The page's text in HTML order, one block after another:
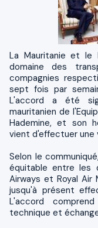
La Mauritanie et le Maroc ont signé un accord dans le
domaine des
compagnies
sept fois par
L'accord a été
mauritanien de
Hademine, et son
vient d'effectuer une
Selon le
équitable entre les
Airways et Royal Air
jusqu'à présent
L'accord
technique et